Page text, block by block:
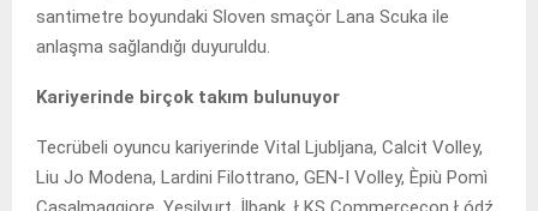
santimetre boyundaki Sloven smaçör Lana Scuka ile
anlaşma sağlandığı duyuruldu.
Kariyerinde birçok takım bulunuyor
Tecrübeli oyuncu kariyerinde Vital Ljubljana, Calcit Volley,
Liu Jo Modena, Lardini Filottrano, GEN-I Volley, Èpiù Pomì